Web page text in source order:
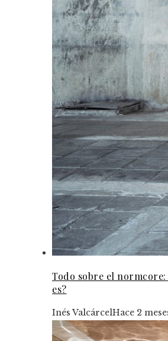
Todo sobre el normcore:
es?
Inés ValcárcelHace 2